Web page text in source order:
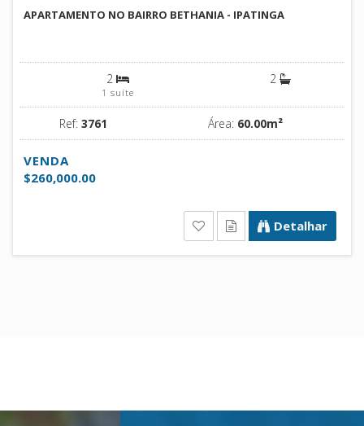
APARTAMENTO NO BAIRRO BETHANIA - IPATINGA
2
1 suíte
2
Ref: 3761 Área: 60.00m²
VENDA
$260,000.00
Detalhar